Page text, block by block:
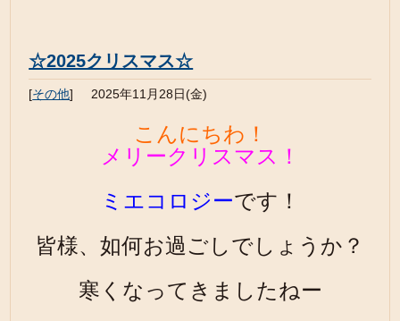
☆2025クリスマス☆
[その他] 2025年11月28日(金)
こんにちわ！
メリークリスマス！
ミエコロジーです！
皆様、如何お過ごしでしょうか？
寒くなってきましたねー